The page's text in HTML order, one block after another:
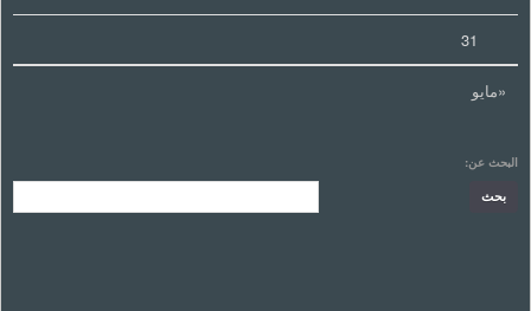
«مايو
31
البحث عن: